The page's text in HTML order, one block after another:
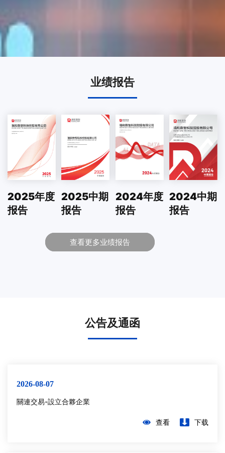
业绩报告
2025年度
报告
2025中期
报告
2024年度
报告
2024中期
报告
查看更多业绩报告
公告及通函
2026-08-07
關連交易-設立合夥企業
查看 下载